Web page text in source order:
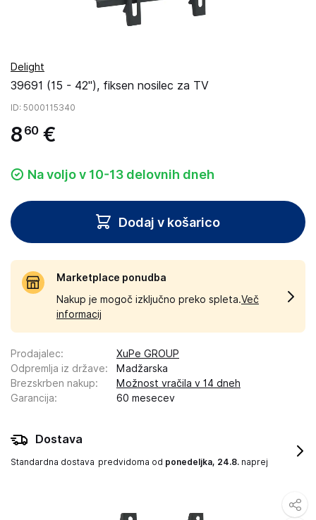
Delight
39691 (15 - 42"), fiksen nosilec za TV
ID: 5000115340
8 60 €
Na voljo v 10-13 delovnih dneh
Dodaj v košarico
Marketplace ponudba
Nakup je mogoč izključno preko spleta.Več
informacij
Prodajalec:
XuPe GROUP
Odpremlja iz države:
Madžarska
Brezskrben nakup:
Možnost vračila v 14 dneh
Garancija: 60 mesecev
Dostava
Standardna dostava predvidoma od ponedeljka, 24.8. naprej